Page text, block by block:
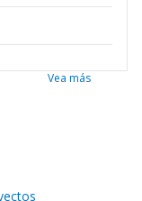
Vea más